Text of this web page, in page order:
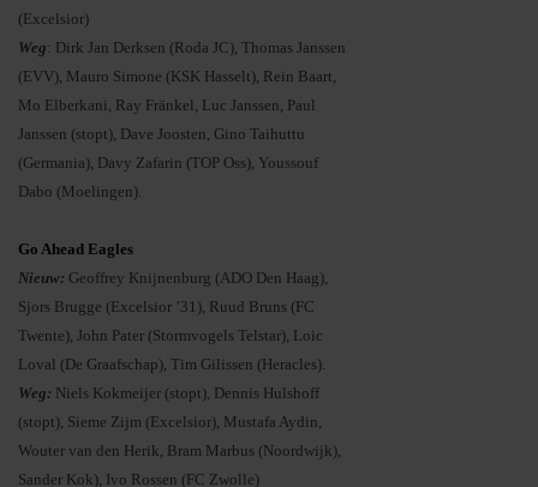
(Excelsior)
Weg: Dirk Jan Derksen (Roda JC), Thomas Janssen
(EVV), Mauro Simone (KSK Hasselt), Rein Baart,
Mo Elberkani, Ray Fränkel, Luc Janssen, Paul
Janssen (stopt), Dave Joosten, Gino Taihuttu
(Germania), Davy Zafarin (TOP Oss), Youssouf
Dabo (Moelingen).
Go Ahead Eagles
Nieuw: Geoffrey Knijnenburg (ADO Den Haag),
Sjors Brugge (Excelsior ’31), Ruud Bruns (FC
Twente), John Pater (Stormvogels Telstar), Loic
Loval (De Graafschap), Tim Gilissen (Heracles).
Weg: Niels Kokmeijer (stopt), Dennis Hulshoff
(stopt), Sieme Zijm (Excelsior), Mustafa Aydin,
Wouter van den Herik, Bram Marbus (Noordwijk),
Sander Kok), Ivo Rossen (FC Zwolle)